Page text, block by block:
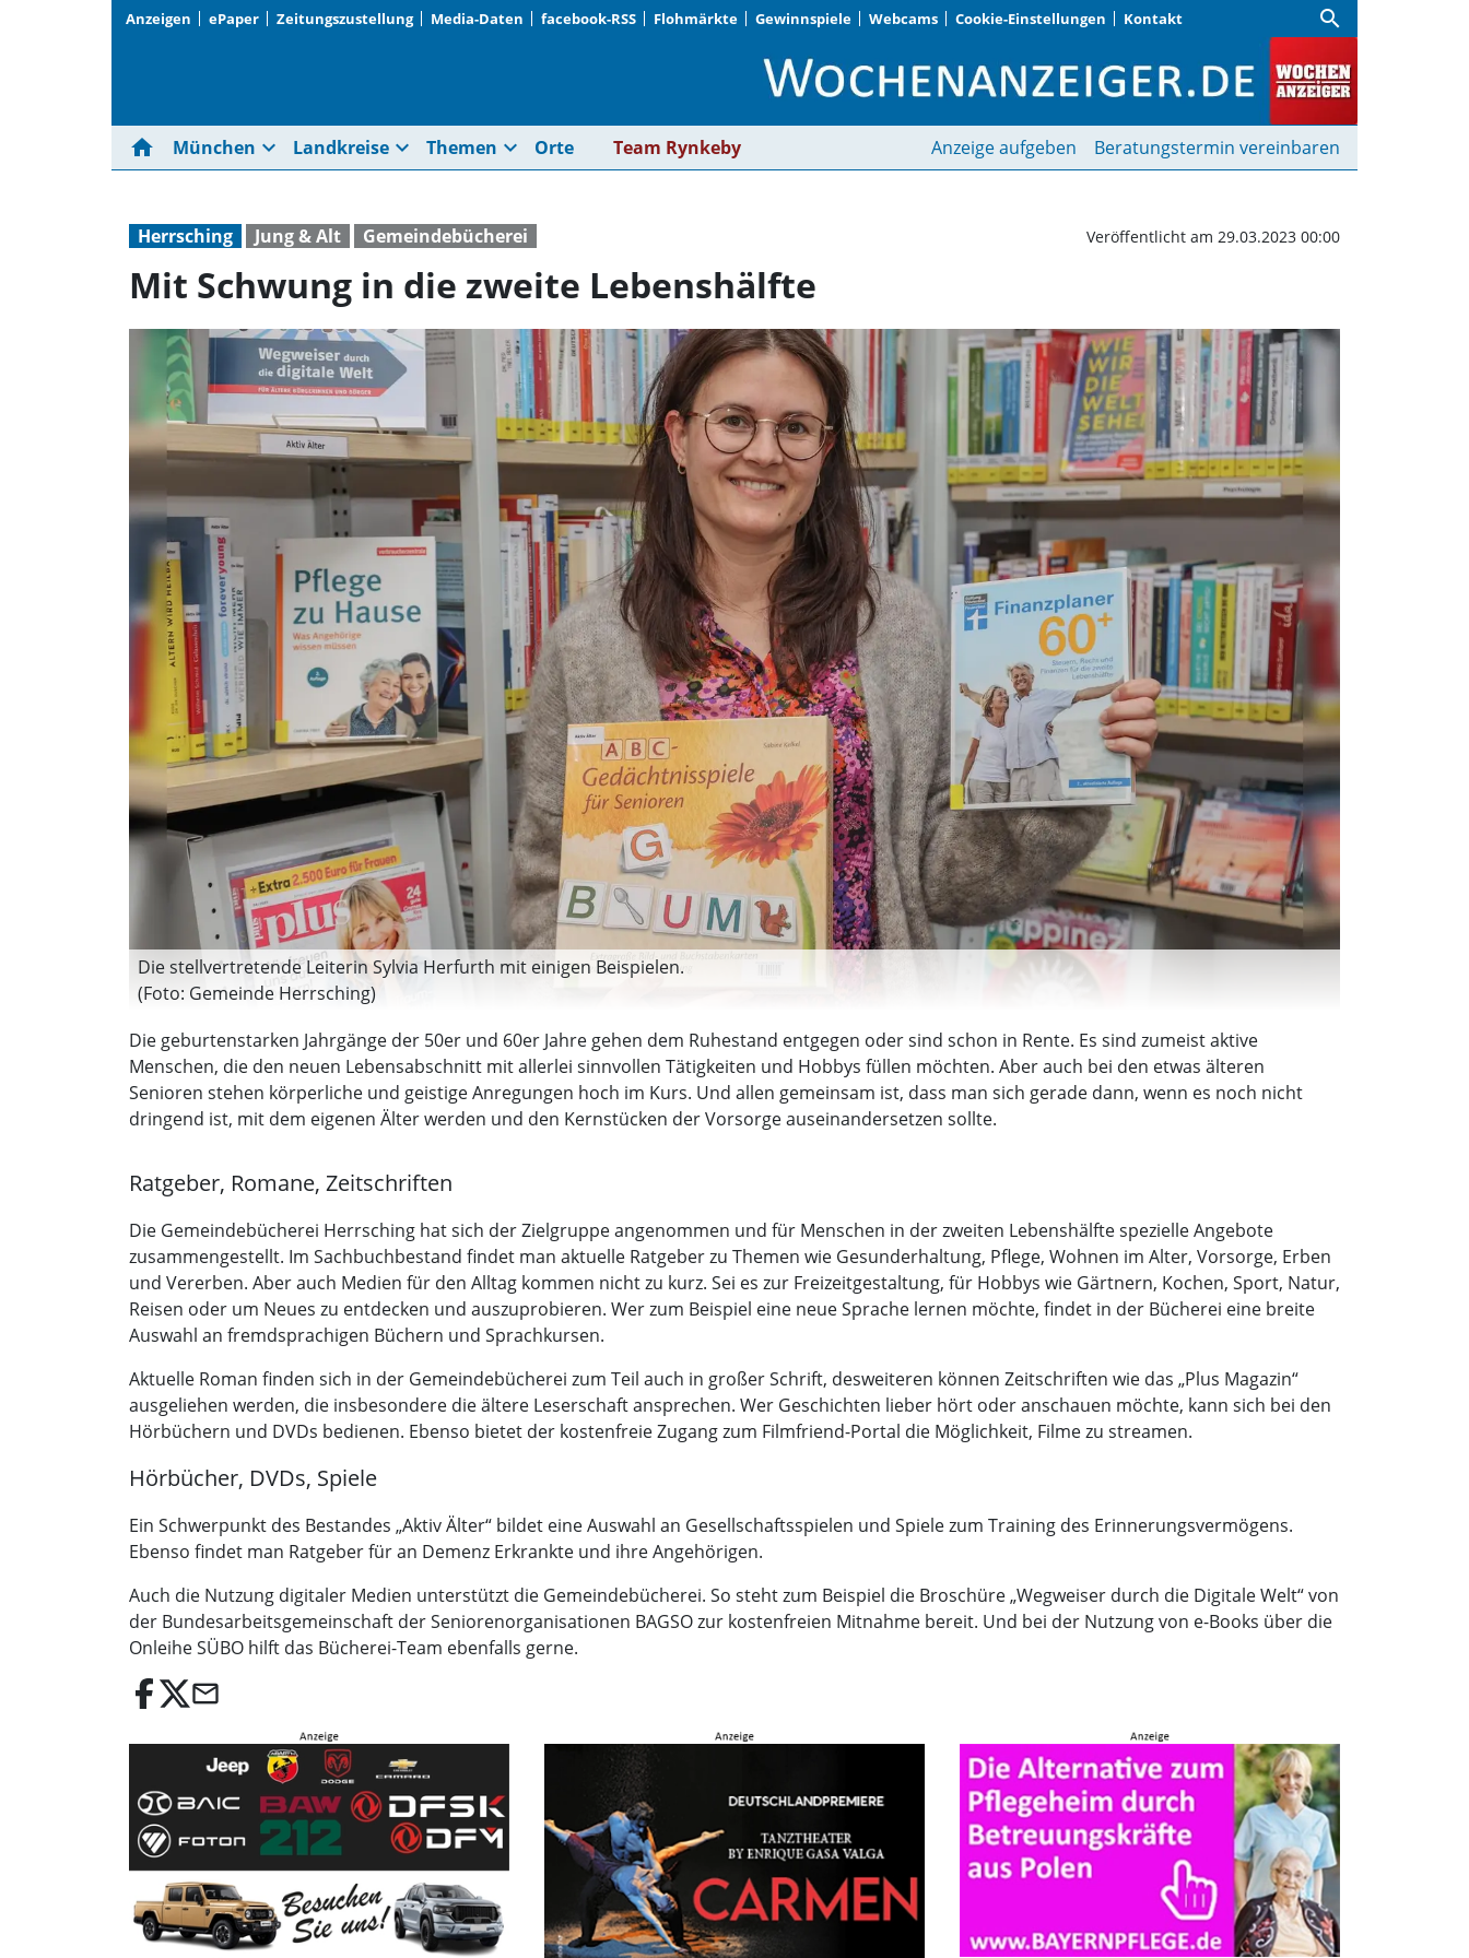
Anzeigen ePaper Zeitungszustellung Media-Daten facebook-RSS Flohmärkte Gewinnspiele Webcams Cookie-Einstellungen Kontakt search
Mit Schwung in die zweite Lebenshälfte |
home München expand_more Landkreise expand_more Themen expand_more Orte Team Rynkeby Anzeige aufgeben Beratungstermin vereinbaren
Herrsching Jung & Alt Gemeindebücherei Veröffentlicht am 29.03.2023 00:00
Mit Schwung in die zweite Lebenshälfte
Die stellvertretende Leiterin Sylvia Herfurth mit einigen Beispielen.
(Foto: Gemeinde Herrsching)
Die geburtenstarken Jahrgänge der 50er und 60er Jahre gehen dem Ruhestand entgegen oder sind schon in Rente. Es sind zumeist aktive
Menschen, die den neuen Lebensabschnitt mit allerlei sinnvollen Tätigkeiten und Hobbys füllen möchten. Aber auch bei den etwas älteren
Senioren stehen körperliche und geistige Anregungen hoch im Kurs. Und allen gemeinsam ist, dass man sich gerade dann, wenn es noch nicht
dringend ist, mit dem eigenen Älter werden und den Kernstücken der Vorsorge auseinandersetzen sollte.
Ratgeber, Romane, Zeitschriften
Die Gemeindebücherei Herrsching hat sich der Zielgruppe angenommen und für Menschen in der zweiten Lebenshälfte spezielle Angebote
zusammengestellt. Im Sachbuchbestand findet man aktuelle Ratgeber zu Themen wie Gesunderhaltung, Pflege, Wohnen im Alter, Vorsorge, Erben
und Vererben. Aber auch Medien für den Alltag kommen nicht zu kurz. Sei es zur Freizeitgestaltung, für Hobbys wie Gärtnern, Kochen, Sport, Natur,
Reisen oder um Neues zu entdecken und auszuprobieren. Wer zum Beispiel eine neue Sprache lernen möchte, findet in der Bücherei eine breite
Auswahl an fremdsprachigen Büchern und Sprachkursen.
Aktuelle Roman finden sich in der Gemeindebücherei zum Teil auch in großer Schrift, desweiteren können Zeitschriften wie das „Plus Magazin“
ausgeliehen werden, die insbesondere die ältere Leserschaft ansprechen. Wer Geschichten lieber hört oder anschauen möchte, kann sich bei den
Hörbüchern und DVDs bedienen. Ebenso bietet der kostenfreie Zugang zum Filmfriend-Portal die Möglichkeit, Filme zu streamen.
Hörbücher, DVDs, Spiele
Ein Schwerpunkt des Bestandes „Aktiv Älter“ bildet eine Auswahl an Gesellschaftsspielen und Spiele zum Training des Erinnerungsvermögens.
Ebenso findet man Ratgeber für an Demenz Erkrankte und ihre Angehörigen.
Auch die Nutzung digitaler Medien unterstützt die Gemeindebücherei. So steht zum Beispiel die Broschüre „Wegweiser durch die Digitale Welt“ von
der Bundesarbeitsgemeinschaft der Seniorenorganisationen BAGSO zur kostenfreien Mitnahme bereit. Und bei der Nutzung von e-Books über die
Onleihe SÜBO hilft das Bücherei-Team ebenfalls gerne.
email